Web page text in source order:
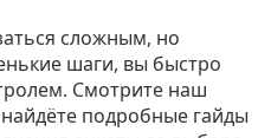
сложным, но
шаги, вы быстро
Смотрите наш
найдёте подробные гайды